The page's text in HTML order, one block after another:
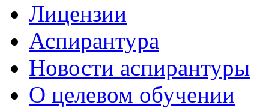
Лицензии
Аспирантура
Новости аспирантуры
О целевом обучении